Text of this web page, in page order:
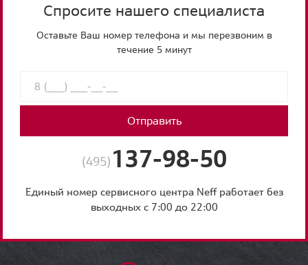
Спросите нашего специалиста
Оставьте Ваш номер телефона и мы перезвоним в
течение 5 минут
Отправить
(495) 137-98-50
Единый номер сервисного центра Neff работает без
выходных с 7:00 до 22:00